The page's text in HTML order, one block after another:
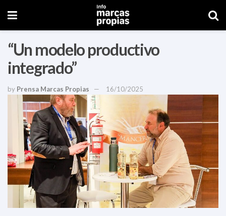
“Un modelo productivo
integrado”
by Prensa Marcas Propias 16/10/2025